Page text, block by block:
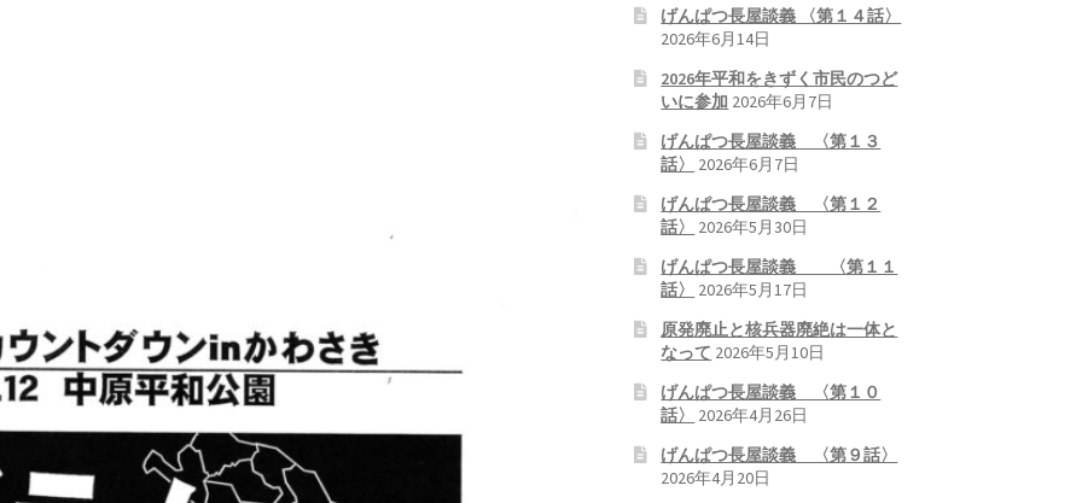
げんぱつ長屋談義 〈第１４話〉
2026年6月14日
2026年平和をきずく市民のつど
いに参加 2026年6月7日
げんぱつ長屋談義 〈第１３
話〉
2026年6月7日
げんぱつ長屋談義 〈第１２
話〉
2026年5月30日
げんぱつ長屋談義 〈第１１
話〉
2026年5月17日
原発廃止と核兵器廃絶は一体と
なって 2026年5月10日
げんぱつ長屋談義 〈第１０
話〉
2026年4月26日
げんぱつ長屋談義 〈第９話〉
2026年4月20日